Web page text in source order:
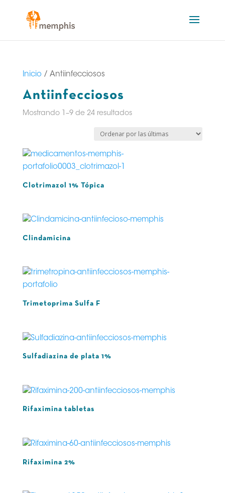
Inicio / Antiinfecciosos
Antiinfecciosos
Mostrando 1–9 de 24 resultadosSorted
latest
Clotrimazol 1% Tópica
Clindamicina
Trimetoprima Sulfa F
Sulfadiazina de plata 1%
Rifaximina tabletas
Rifaximina 2%